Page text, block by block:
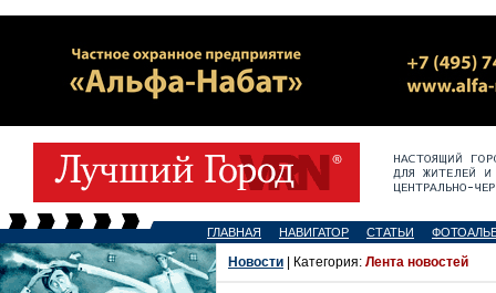
ГЛАВНАЯ НАВИГАТОР СТАТЬИ
Новости | Категория: Лента новостей